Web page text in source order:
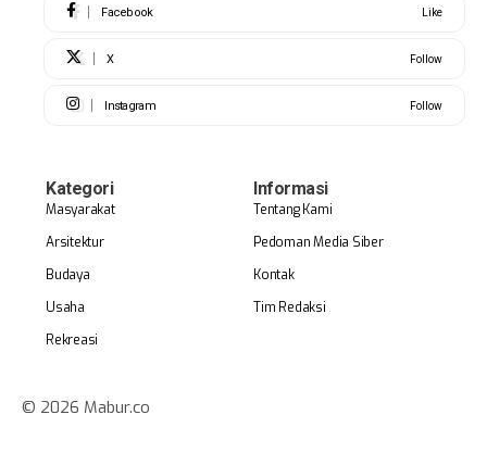
Facebook Like
X Follow
Instagram Follow
Kategori
Masyarakat
Arsitektur
Budaya
Usaha
Rekreasi
Informasi
Tentang Kami
Pedoman Media Siber
Kontak
Tim Redaksi
© 2026 Mabur.co